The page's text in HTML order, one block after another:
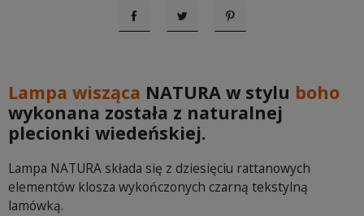
UdostępnijTweetujPinterest
Lampa wisząca NATURA w stylu boho
wykonana została z naturalnej
plecionki wiedeńskiej.
Lampa NATURA składa się z dziesięciu rattanowych
elementów klosza wykończonych czarną tekstylną
lamówką.